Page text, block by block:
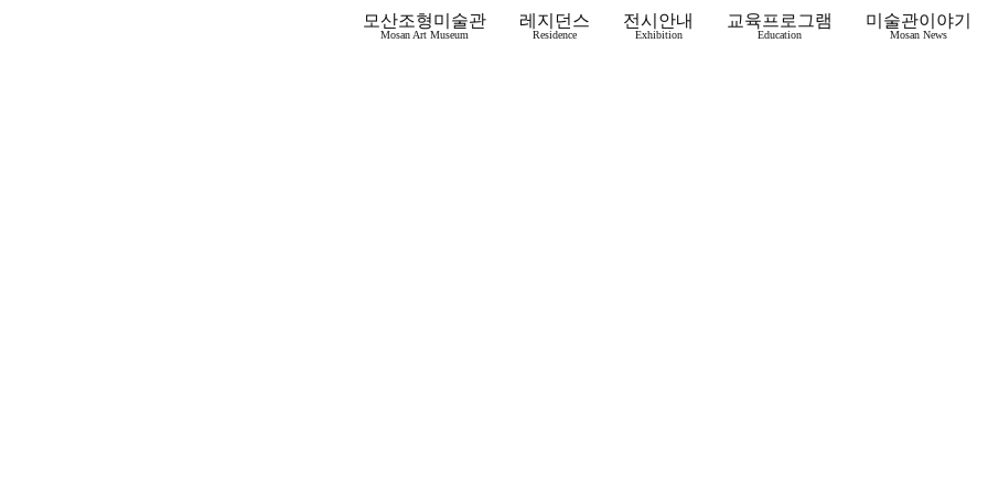
모산조형미술관
Mosan Art Museum
레지던스
Residence
전시안내
Exhibition
교육프로그램
Education
미술관이야기
Mosan News